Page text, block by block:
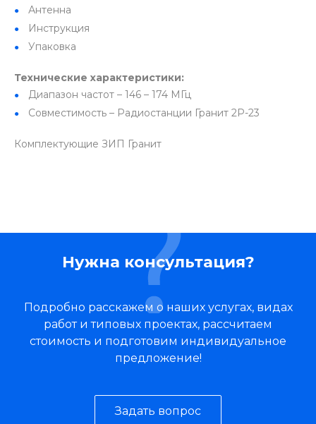
Антенна
Инструкция
Упаковка
Технические характеристики:
Диапазон частот – 146 – 174 МГц
Совместимость – Радиостанции Гранит 2Р-23
Комплектующие ЗИП Гранит
Нужна консультация?
Подробно расскажем о наших услугах, видах
работ и типовых проектах, рассчитаем
стоимость и подготовим индивидуальное
предложение!
Задать вопрос